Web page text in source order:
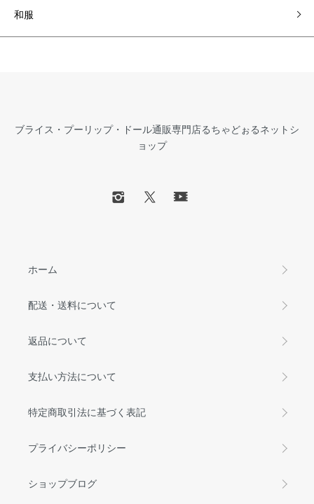
和服
ブライス・プーリップ・ドール通販専門店るちゃどぉるネットシ
ョップ
ホーム
配送・送料について
返品について
支払い方法について
特定商取引法に基づく表記
プライバシーポリシー
ショップブログ